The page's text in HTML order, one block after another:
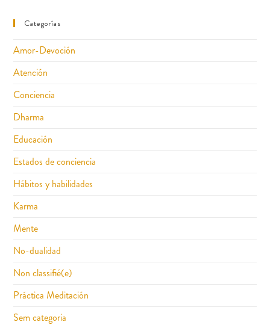
Categorías
Amor-Devoción
Atención
Conciencia
Dharma
Educación
Estados de conciencia
Hábitos y habilidades
Karma
Mente
No-dualidad
Non classifié(e)
Práctica Meditación
Sem categoria